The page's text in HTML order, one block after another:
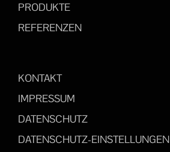
PRODUKTE
REFERENZEN
KONTAKT
IMPRESSUM
DATENSCHUTZ
DATENSCHUTZ-EINSTELLUNGEN